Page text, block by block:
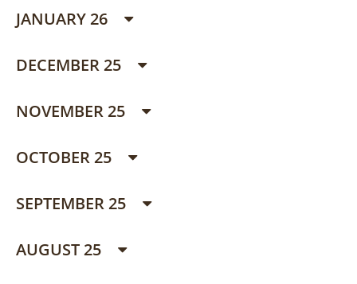
JANUARY 26
DECEMBER 25
NOVEMBER 25
OCTOBER 25
SEPTEMBER 25
AUGUST 25